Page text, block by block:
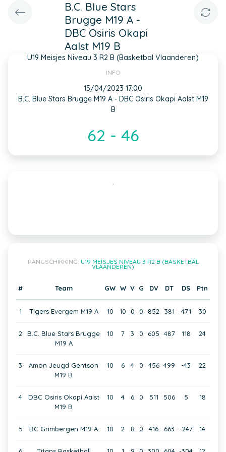
B.C. Blue Stars
Brugge M19 A -
DBC Osiris Okapi
Aalst M19 B
U19 Meisjes Niveau 3 R2 B (Basketbal Vlaanderen)
INFO
15/04/2023 17:00
B.C. Blue Stars Brugge M19 A - DBC Osiris Okapi Aalst M19
B
62 - 46
,
RANGSCHIKKING: U19 MEISJES NIVEAU 3 R2 B (BASKETBAL
VLAANDEREN)
# Team GW W V G DV DT DS Ptn
1 Tigers Evergem M19 A 10 10 0 0 852 381 471 30
2
B.C. Blue Stars Brugge
M19 A
10 7 3 0 605 487 118 24
3
Amon Jeugd Gentson
M19 B
10 6 4 0 456 499 -43 22
4
DBC Osiris Okapi Aalst
M19 B
10 4 6 0 511 506 5 18
5 BC Grimbergen M19 A 10 2 8 0 416 663 -247 14